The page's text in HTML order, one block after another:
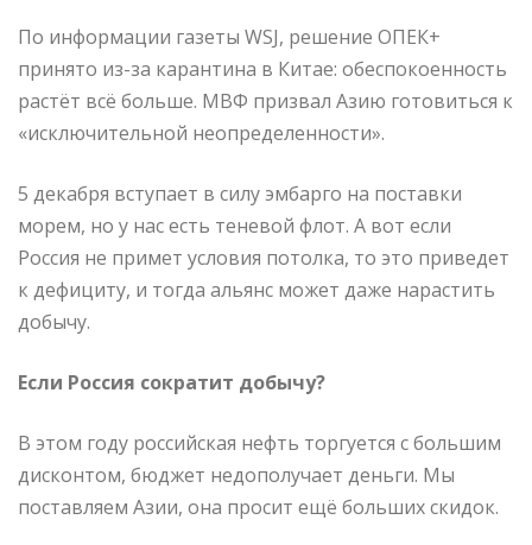
По информации газеты WSJ, решение ОПЕК+
принято из-за карантина в Китае: обеспокоенность
растёт всё больше. МВФ призвал Азию готовиться к
«исключительной неопределенности».
5 декабря вступает в силу эмбарго на поставки
морем, но у нас есть теневой флот. А вот если
Россия не примет условия потолка, то это приведет
к дефициту, и тогда альянс может даже нарастить
добычу.
Если Россия сократит добычу?
В этом году российская нефть торгуется с большим
дисконтом, бюджет недополучает деньги. Мы
поставляем Азии, она просит ещё больших скидок.